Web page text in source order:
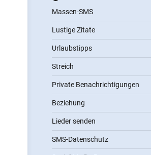
Massen-SMS
Lustige Zitate
Urlaubstipps
Streich
Private Benachrichtigungen
Beziehung
Lieder senden
SMS-Datenschutz